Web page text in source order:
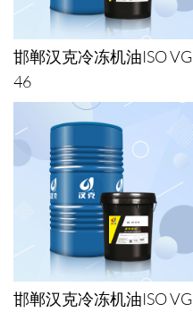
邯郸汉克冷冻机油ISO VG
46
邯郸汉克冷冻机油ISO VG